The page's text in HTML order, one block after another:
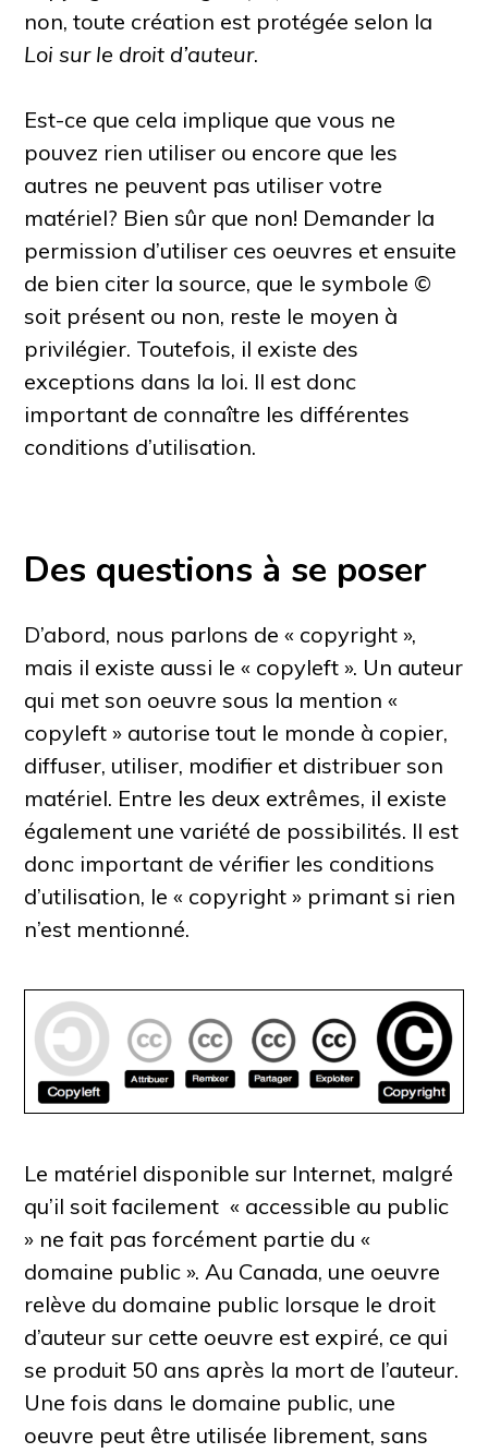
non, toute création est protégée selon la
Loi sur le droit d’auteur.
Est-ce que cela implique que vous ne
pouvez rien utiliser ou encore que les
autres ne peuvent pas utiliser votre
matériel? Bien sûr que non! Demander la
permission d’utiliser ces oeuvres et ensuite
de bien citer la source, que le symbole ©
soit présent ou non, reste le moyen à
privilégier. Toutefois, il existe des
exceptions dans la loi. Il est donc
important de connaître les différentes
conditions d’utilisation.
Des questions à se poser
D’abord, nous parlons de « copyright»,
mais il existe aussi le « copyleft». Un auteur
qui met son oeuvre sous la mention «
copyleft» autorise tout le monde à copier,
diffuser, utiliser, modifier et distribuer son
matériel. Entre les deux extrêmes, il existe
également une variété de possibilités. Il est
donc important de vérifier les conditions
d’utilisation, le « copyright» primant si rien
n’est mentionné.
Le matériel disponible sur Internet, malgré
qu’il soit facilement « accessible au public
» ne fait pas forcément partie du «
domaine public ». Au Canada, une oeuvre
relève du domaine public lorsque le droit
d’auteur sur cette oeuvre est expiré, ce qui
se produit 50 ans après la mort de l’auteur.
Une fois dans le domaine public, une
oeuvre peut être utilisée librement, sans